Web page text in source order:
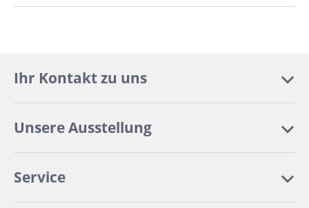
Ihr Kontakt zu uns
Unsere Ausstellung
Service